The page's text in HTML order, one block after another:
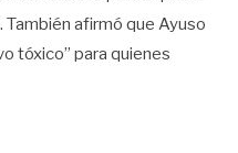
afirmó que Ayuso
tóxico” para quienes